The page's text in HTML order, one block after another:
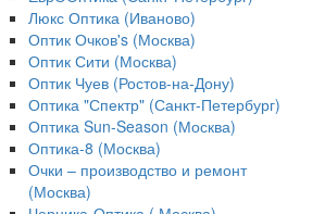
Люкс Оптика (Иваново)
Оптик Очков's (Москва)
Оптик Сити (Москва)
Оптик Чуев (Ростов-на-Дону)
Оптика "Спектр" (Санкт-Петербург)
Оптика Sun-Season (Москва)
Оптика-8 (Москва)
Очки – производство и ремонт
(Москва)